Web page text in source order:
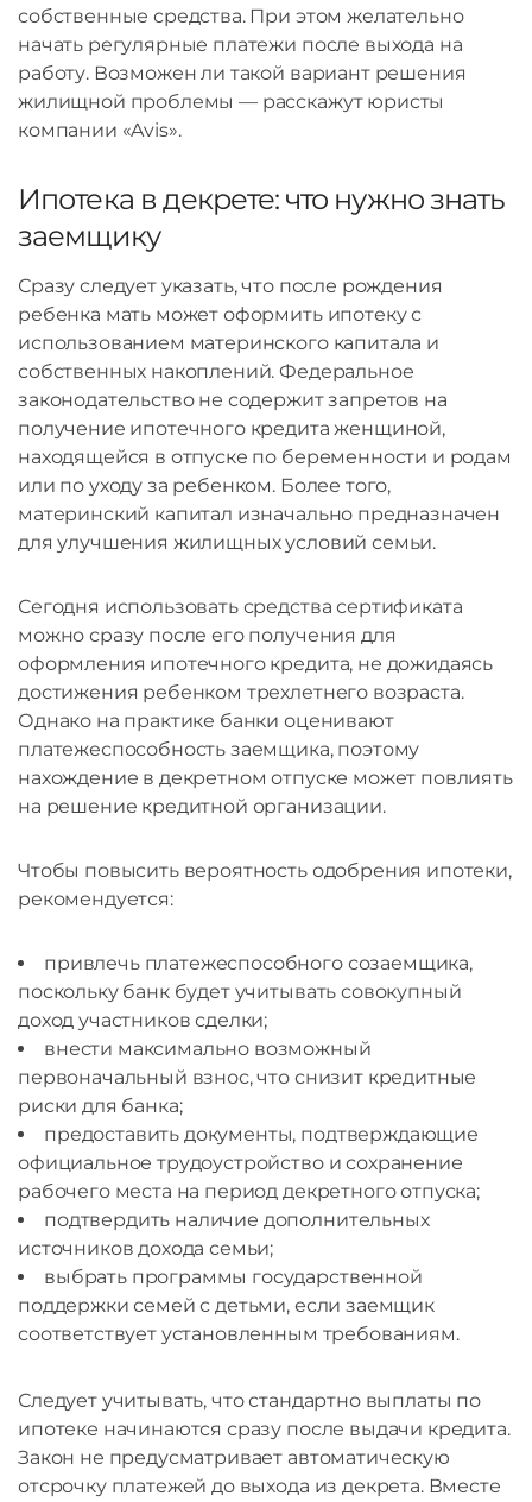
собственные средства. При этом желательно
начать регулярные платежи после выхода на
работу. Возможен ли такой вариант решения
жилищной проблемы — расскажут юристы
компании «Avis».
Ипотека в декрете: что нужно знать
заемщику
Сразу следует указать, что после рождения
ребенка мать может оформить ипотеку с
использованием материнского капитала и
собственных накоплений. Федеральное
законодательство не содержит запретов на
получение ипотечного кредита женщиной,
находящейся в отпуске по беременности и родам
или по уходу за ребенком. Более того,
материнский капитал изначально предназначен
для улучшения жилищных условий семьи.
Сегодня использовать средства сертификата
можно сразу после его получения для
оформления ипотечного кредита, не дожидаясь
достижения ребенком трехлетнего возраста.
Однако на практике банки оценивают
платежеспособность заемщика, поэтому
нахождение в декретном отпуске может повлиять
на решение кредитной организации.
Чтобы повысить вероятность одобрения ипотеки,
рекомендуется:
привлечь платежеспособного созаемщика,
поскольку банк будет учитывать совокупный
доход участников сделки;
внести максимально возможный
первоначальный взнос, что снизит кредитные
риски для банка;
предоставить документы, подтверждающие
официальное трудоустройство и сохранение
рабочего места на период декретного отпуска;
подтвердить наличие дополнительных
источников дохода семьи;
выбрать программы государственной
поддержки семей с детьми, если заемщик
соответствует установленным требованиям.
Следует учитывать, что стандартно выплаты по
ипотеке начинаются сразу после выдачи кредита.
Закон не предусматривает автоматическую
отсрочку платежей до выхода из декрета. Вместе